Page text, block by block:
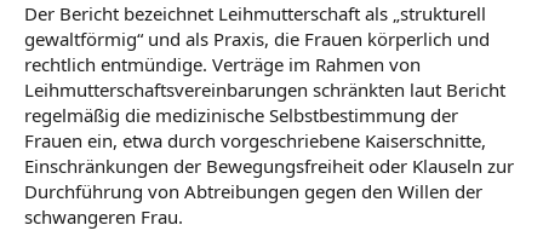
Der Bericht bezeichnet Leihmutterschaft als „strukturell
gewaltförmig“ und als Praxis, die Frauen körperlich und
rechtlich entmündige. Verträge im Rahmen von
Leihmutterschaftsvereinbarungen schränkten laut Bericht
regelmäßig die medizinische Selbstbestimmung der
Frauen ein, etwa durch vorgeschriebene Kaiserschnitte,
Einschränkungen der Bewegungsfreiheit oder Klauseln zur
Durchführung von Abtreibungen gegen den Willen der
schwangeren Frau.